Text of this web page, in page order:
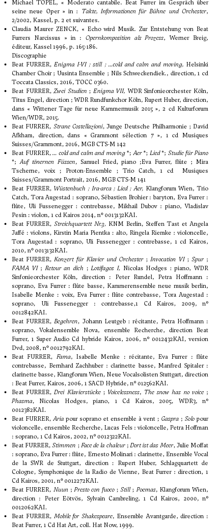
Michael TÖPEL, « Moderato cantabile. Beat Furrer im Gespräch über
seine neue Oper » in : Takte, Informationen für Bühne und Orchester,
2/2002, Kassel, p. 2 et suivantes.
Claudia Maurer ZENCK, « Echo wird Musik. Zur Entstehung von Beat
Furrers Narcissus » in : Opernkomposition als Prozess, Werner Breig,
éditeur, Kassel 1996, p. 165-186.
Discographie
Beat FURRER,Enigma I-VI ; still ; ...cold and calm and moving, Helsinki
Chamber Choir ; Uusinta Ensemble ; Nils Schweckendiek., direction, 1 cd
Toccata Classics, 2016, TOCC 0360.
Beat FURRER,Zwei Studien ; Enigma VII, WDR Sinfonieorchester Köln,
Titus Engel, direction ; WDR Rundfunkchor Köln, Rupert Huber, direction,
dans « Wittener Tage für neue Kammermusik 2015 », 2 cd Kulturforum
Wien/WDR, 2015.
Beat FURRER, Strane Costellazioni, Junge Deutsche Philharmonie ; David
Afkham, direction, dans « Grammont sélection 7 », 1 cd Musiques
Suisses/Grammont, 2016, MGB CTS-M 142
Beat FURRER,... cold and calm and moving*;Aer*; Lied*; Studie für Piano
*;Auf tönernen Füssen, Samuel Fried, piano ;Eva Furrer, flûte ; Mira
Tscherne, voix ; Proton-Ensemble ; Trio Catch, 1 cd Musiques
Suisses/Grammont Portrait, 2016, MGB CTS-M 141
Beat FURRER, Wüstenbuch ; Ira-arca ; Lied ; Aer, Klangforum Wien, Trio
Catch, Tora Augestad : soprano, Sébastien Brohier : baryton, Eva Furrer :
flûte, Uli Fussenegger : contrebasse, Mikhail Dubov : piano, Vladislav
Pesin : violon, 1 cd Kairos 2014, n° 0013132KAI.
Beat FURRER, Streichquartett Nr.3, KNM Berlin, Steffen Tast et Angela
Jaffé : violons, Kirstin Maria Pientka : alto, Ringela Riemke : violoncelle,
Tora Augestad : soprano, Uli Fussenegger : contrebasse, 1 cd Kairos,
2010, n° 0013132KAI.
Beat FURRER,Konzert für Klavier und Orchester ;Invocation VI; Spur;
FAMA VI; Retour an dich ;Lotófagos I, Nicolas Hodges : piano, WDR
Sinfonieorchester Köln, direction : Peter Rundel, Petra Hoffmann :
soprano, Eva Furrer : flûte basse, Kammerensemble neue musik berlin,
Isabelle Menke : voix, Eva Furrer : flûte contrebasse, Tora Augestad :
soprano, Uli Fussenegger : contrebasse,1 Cd Kairos, 2009, n°
0012842KAI.
Beat FURRER,Begehren, Johann Leutgeb : récitante, Petra Hoffmann :
soprano, Vokalensemble Nova, ensemble Recherche, direction Beat
Furrer, 1 Super Audio Cd hybride Kairos, 2006, n° 0012432KAI, version
Dvd, 2008, n° 0012792KAI.
Beat FURRER, Fama, Isabelle Menke : récitante, Eva Furrer : flûte
contrebasse, Bernhard Zachhuber : clarinette basse, Manfred Spitaler :
clarinette basse, Klangforum Wien, Neue Vocalsolisten Stuttgart, direction
: Beat Furrer, Kairos, 2006, 1 SACD Hybride, n° 012562KAI.
Beat FURRER,Drei Klavierstücke; Voicelessness, The snow has no voice;
Phasma, Nicolas Hodges, piano, 1 Cd Kairos, 2005, WDR3, n°
0012382KAI.
Beat FURRER,Aria pour soprano et ensemble à vent ; Gaspra ; Solo pour
violoncelle, ensemble Recherche, Lucas Fels : violoncelle, Petra Hoffman
: soprano, 1 Cd Kairos, 2002, n° 0012322KAI.
Beat FURRER,Stimmen ; Face de la chaleur; Dort ist das Meer, Julie Moffat
: soprano, Eva Furrer : flûte, Ernesto Molinari : clarinette, Ensemble Vocal
de la SWR de Stuttgart, direction : Rupert Huber, Schlagquartett de
Cologne, Symphonique de la Radio de Vienne, Beat Furrer : direction, 1
Cd Kairos, 2001, n° 0012272KAI.
Beat FURRER, Nuun ;Presto con fuoco; Still;Poemas, Klangforum Wien,
direction : Peter Eötvös, Sylvain Cambreling, 1 Cd Kairos, 2000, n°
0012062KAI.
Beat FURRER, Mobile for Shakespeare, Ensemble Avantgarde, direction :
Beat Furrer, 1 Cd Hat Art, coll. Hat Now, 1999.